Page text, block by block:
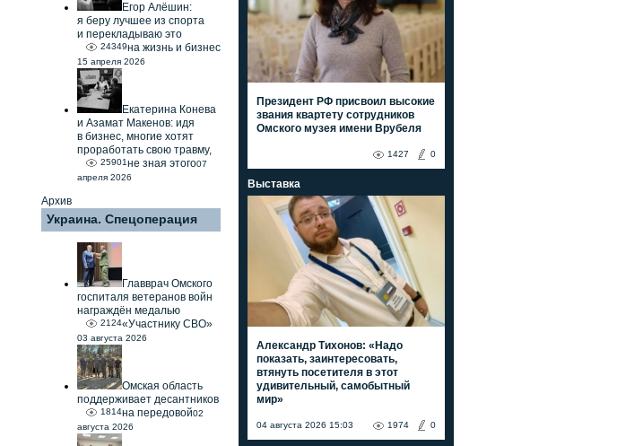
Егор Алёшин:
я беру лучшее из спорта
и перекладываю это
на жизнь и бизнес
24349
15 апреля 2026
Екатерина Конева
и Азамат Макенов: идя
в бизнес, многие хотят
проработать свою травму,
не зная этого
25901
07
апреля 2026
Архив
Украина. Спецоперация
Главврач Омского
госпиталя ветеранов войн
награждён медалью
«Участнику СВО»
2124
03 августа 2026
Омская область
поддерживает десантников
на передовой
1814
02
августа 2026
Президент РФ присвоил высокие
звания квартету сотрудников
Омского музея имени Врубеля
0
1427
Выставка
Александр Тихонов: «Надо
показать, заинтересовать,
втянуть посетителя в этот
удивительный, самобытный
мир»
04 августа 2026 15:03 0
1974